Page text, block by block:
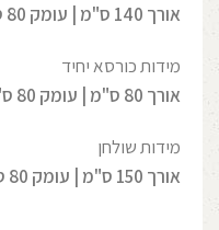
אורך 140 ס"מ | עומק 80 ס"מ | גובה 70 ס"מ
מידות כורסא יחיד
אורך 80 ס"מ | עומק 80 ס"מ | גובה 70 ס"מ
מידות שולחן
אורך 150 ס"מ | עומק 80 ס"מ | גובה 61 ס"מ